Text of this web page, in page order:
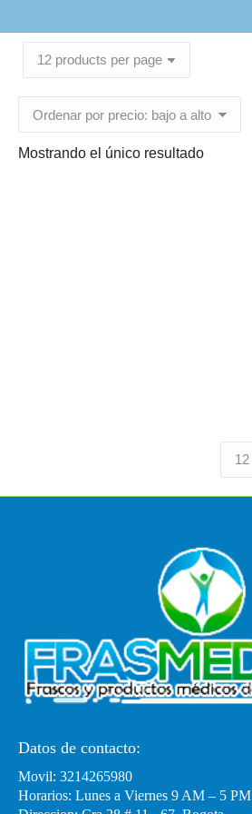
Mostrando el único resultado
Datos de contacto:
Movil: 3214265980
Horarios: Lunes a Viernes 9 AM – 5 PM